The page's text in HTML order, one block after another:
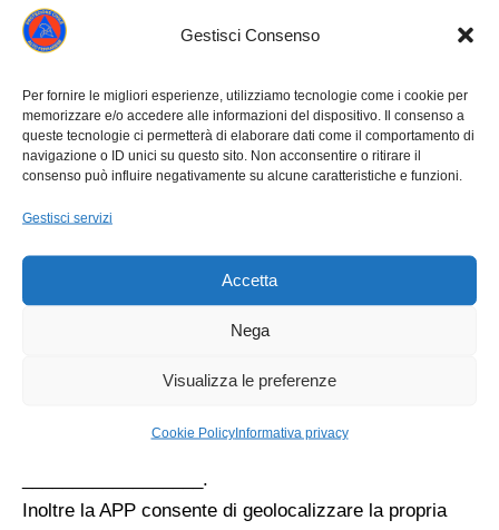
Gestisci Consenso
Per fornire le migliori esperienze, utilizziamo tecnologie come i cookie per
memorizzare e/o accedere alle informazioni del dispositivo. Il consenso a
queste tecnologie ci permetterà di elaborare dati come il comportamento di
navigazione o ID unici su questo sito. Non acconsentire o ritirare il
consenso può influire negativamente su alcune caratteristiche e funzioni.
Gestisci servizi
Accetta
Nega
Visualizza le preferenze
Cookie PolicyInformativa privacy
Informazioni utili che sono il presupposto per mettere
in pratica tutte quelle misure e quei comportamenti
I cittadini riceveranno informazioni sulle allerte per le
emergenze quali piena dei fiumi, sisma, meteo etcc..
chiusure delle scuole, problemi sanitari, incendi..
rapporto di informazione fra l’Amministrazione
pubblica e la comunità, in modo da rendere
quest’ultima parte attiva all’interno di un contesto
Per chi lo desidera è possibile anche scaricare l’ app
__________________.
Inoltre la APP consente di geolocalizzare la propria